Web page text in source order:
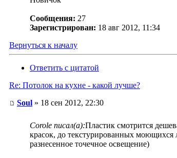
Сообщения: 27
Зарегистрирован: 18 авг 2012, 11:34
Вернуться к началу
Ответить с цитатой
Re: Потолок на кухне - какой лучше?
Soul » 18 сен 2012, 22:30
Сorole писал(а):Пластик смотрится
красок, до текстурированных моющихся
разнесенное точечное освещение)